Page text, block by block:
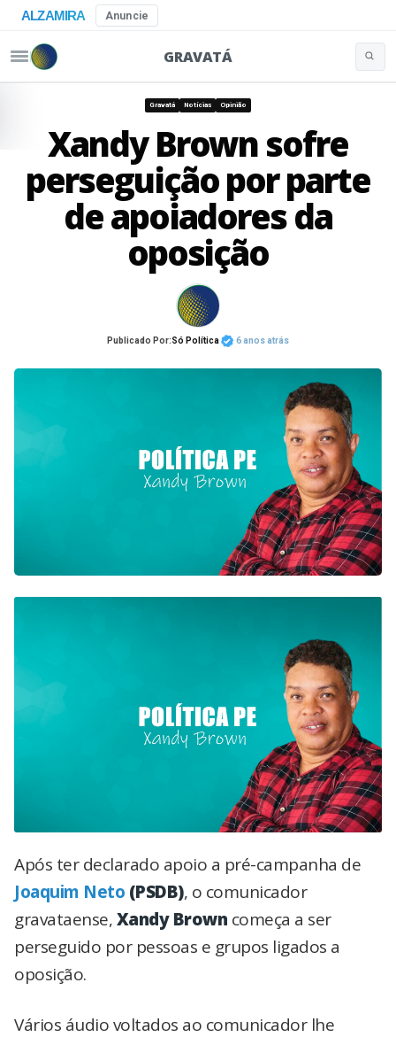
ALZAMIRA Anuncie
GRAVATÁ
Gravatá Notícias Opinião
Xandy Brown sofre
perseguição por parte
de apoiadores da
oposição
Publicado Por:Só Política 6 anos atrás
Após ter declarado apoio a pré-campanha de
Joaquim Neto (PSDB), o comunicador
gravataense,Xandy Brown começa a ser
perseguido por pessoas e grupos ligados a
oposição.
Vários áudio voltados ao comunicador lhe